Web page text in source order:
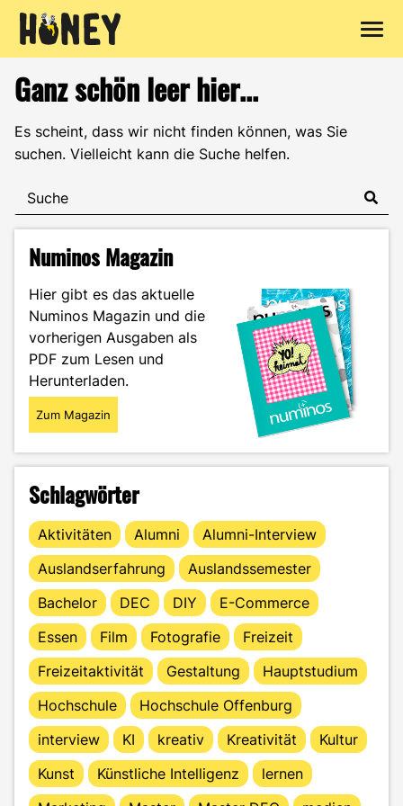
Inhalt
springen
Ganz schön leer hier...
Es scheint, dass wir nicht finden können, was Sie
suchen. Vielleicht kann die Suche helfen.
Numinos Magazin
Hier gibt es das aktuelle
Numinos Magazin und die
vorherigen Ausgaben als
PDF zum Lesen und
Herunterladen.
Zum Magazin
Schlagwörter
Aktivitäten Alumni
Alumni-Interview
Auslandserfahrung
Auslandssemester
Bachelor
DEC DIY
E-Commerce
Essen
Film Fotografie
Freizeit
Freizeitaktivität
Gestaltung
Hauptstudium
Hochschule
Hochschule Offenburg
interview
KI kreativ Kreativität
Kultur
Kunst
Künstliche Intelligenz
lernen